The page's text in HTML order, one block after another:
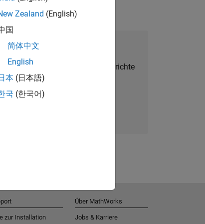
Network beitreten
Stellenangebote, Berichte
Unternehmensneuigkeiten.
Zealand (English)
国
简体中文
English
本 (日本語)
국 (한국어)
zur Installation
Über MathWorks
Jobs & Karriere